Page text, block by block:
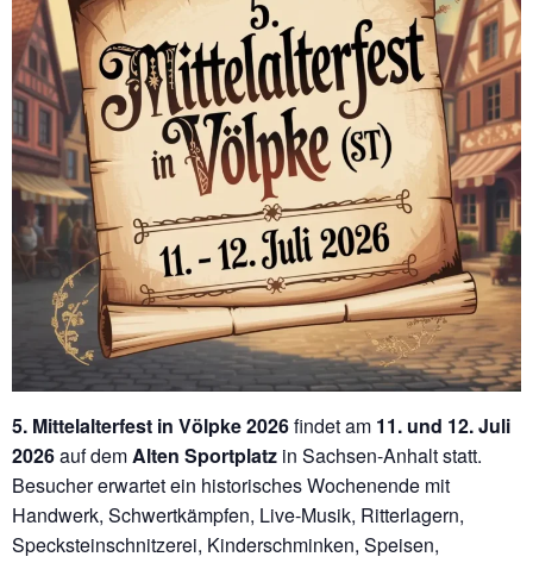
5. Mittelalterfest in Völpke 2026findet am 11. und 12. Juli
2026auf demAlten Sportplatz in Sachsen-Anhalt statt.
Besucher erwartet ein historisches Wochenende mit
Handwerk, Schwertkämpfen, Live-Musik, Ritterlagern,
Specksteinschnitzerei, Kinderschminken, Speisen,